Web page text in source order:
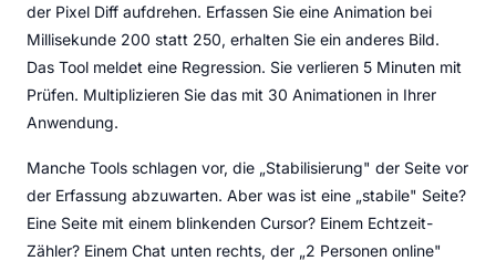
der Pixel Diff aufdrehen. Erfassen Sie eine Animation bei
Millisekunde 200 statt 250, erhalten Sie ein anderes Bild.
Das Tool meldet eine Regression. Sie verlieren 5 Minuten mit
Prüfen. Multiplizieren Sie das mit 30 Animationen in Ihrer
Anwendung.
Manche Tools schlagen vor, die „Stabilisierung" der Seite vor
der Erfassung abzuwarten. Aber was ist eine „stabile" Seite?
Eine Seite mit einem blinkenden Cursor? Einem Echtzeit-
Zähler? Einem Chat unten rechts, der „2 Personen online"